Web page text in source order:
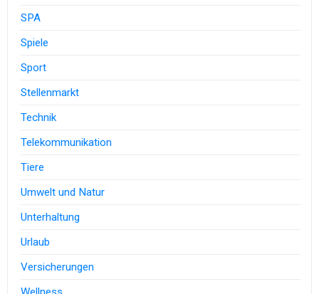
SPA
Spiele
Sport
Stellenmarkt
Technik
Telekommunikation
Tiere
Umwelt und Natur
Unterhaltung
Urlaub
Versicherungen